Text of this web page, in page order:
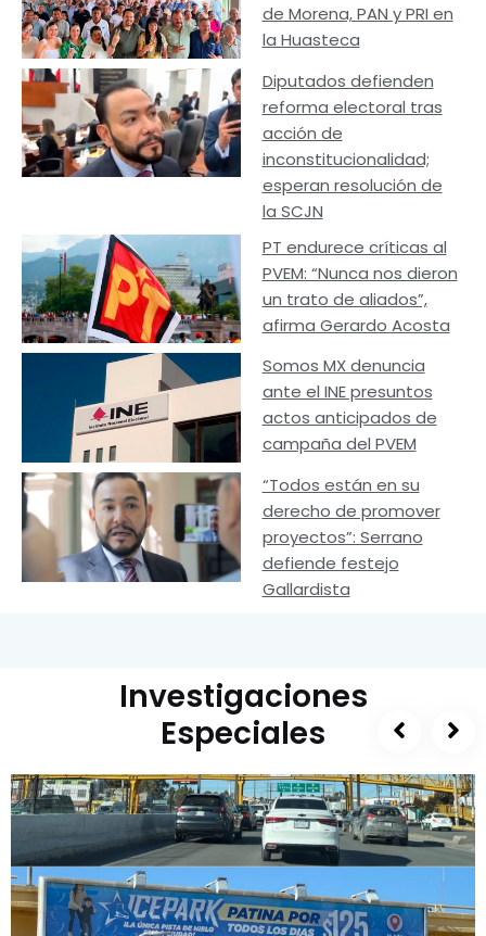
de Morena, PAN y PRI en
la Huasteca
Diputados defienden
reforma electoral tras
acción de
inconstitucionalidad;
esperan resolución de
la SCJN
PT endurece críticas al
PVEM: “Nunca nos dieron
un trato de aliados”,
afirma Gerardo Acosta
Somos MX denuncia
ante el INE presuntos
actos anticipados de
campaña del PVEM
“Todos están en su
derecho de promover
proyectos”: Serrano
defiende festejo
Gallardista
Investigaciones
Especiales